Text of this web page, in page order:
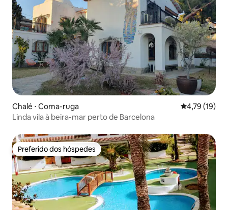
Chalé ⋅ Coma-ruga 4,79 de uma
4,79 (19)
Linda vila à beira-mar perto de Barcelona
Preferido dos hóspedes
Preferido dos hóspedes